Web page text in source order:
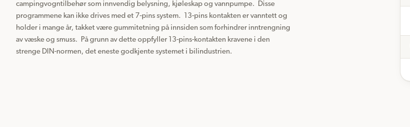
campingvogntilbehør som innvendig belysning, kjøleskap og vannpumpe.  Disse
programmene kan ikke drives med et 7-pins system.  13-pins kontakten er vanntett og
holder i mange år, takket være gummitetning på innsiden som forhindrer inntrengning
av væske og smuss.  På grunn av dette oppfyller 13-pins-kontakten kravene i den
strenge DIN-normen, det eneste godkjente systemet i bilindustrien.